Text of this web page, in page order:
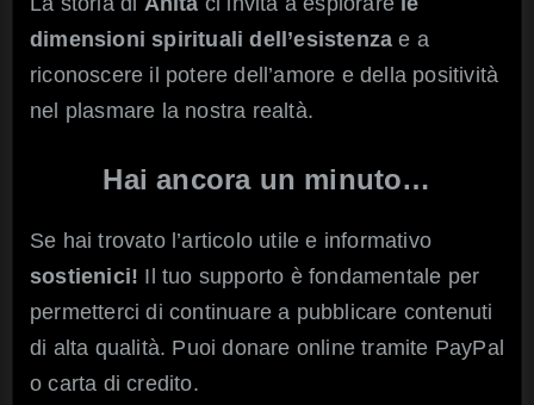
dimensioni spirituali dell’esistenza e a
riconoscere il potere dell’amore e della positività
nel plasmare la nostra realtà.
Hai ancora un minuto…
Se hai trovato l’articolo utile e informativo
sostienici! Il tuo supporto è fondamentale per
permetterci di continuare a pubblicare contenuti
di alta qualità. Puoi donare online tramite PayPal
o carta di credito.